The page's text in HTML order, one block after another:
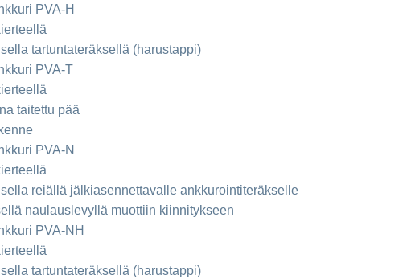
PVA-H
tartuntateräksellä (harustappi)
PVA-T
taitettu pää
PVA-N
reiällä jälkiasennettavalle ankkurointiteräkselle
naulauslevyllä muottiin kiinnitykseen
PVA-NH
tartuntateräksellä (harustappi)